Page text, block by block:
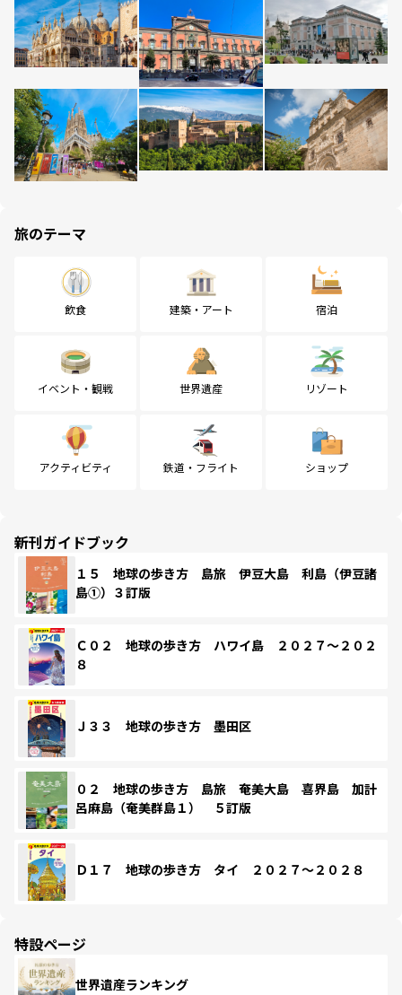
旅のテーマ
飲食 建築・アート 宿泊
イベント・観戦 世界遺産 リゾート
アクティビティ 鉄道・フライト ショップ
新刊ガイドブック
１５ 地球の歩き方 島旅 伊豆大島 利島（伊豆諸
島①）３訂版
Ｃ０２ 地球の歩き方 ハワイ島 ２０２７～２０２
８
Ｊ３３ 地球の歩き方 墨田区
０２ 地球の歩き方 島旅 奄美大島 喜界島 加計
呂麻島（奄美群島１） ５訂版
Ｄ１７ 地球の歩き方 タイ ２０２７～２０２８
特設ページ
世界遺産ランキング